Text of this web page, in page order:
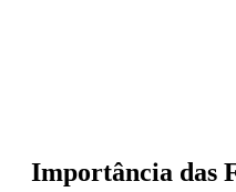
Importância das